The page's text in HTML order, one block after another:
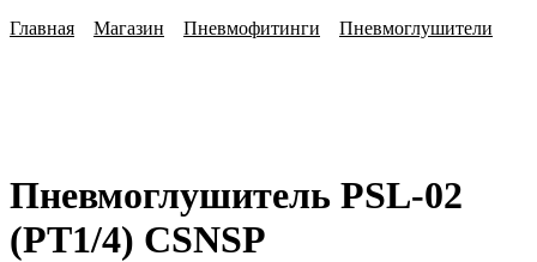
Главная Магазин Пневмофитинги Пневмоглушители
Пневмоглушитель PSL-02
(PT1/4) CSNSP